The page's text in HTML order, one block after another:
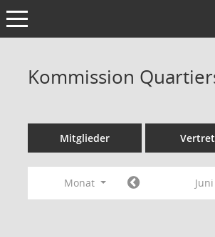
Toggle navigation
Kommission
Mitglieder
Monat Juni